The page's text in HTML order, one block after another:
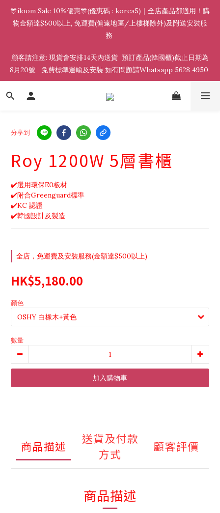
🎊iloom Sale 10%優惠🎊(優惠碼 : korea5)｜全店產品都適用！購
物金額達$500以上, 免運費(偏遠地區/上樓梯除外)及附送安裝服
務
顧客請注意: 現貨會安排14天內送貨  預訂產品(韓國櫃)截止日期為
8月20號   免費標準運輸及安裝 如有問題請Whatsapp 5628 4950
分享到
Roy 1200W 5層書櫃
✔️選用環保E0板材
✔️附合Greenguard標準
✔️KC 認證
✔️韓國設計及製造
全店，免運費及安裝服務(金額達$500以上)
HK$5,180.00
顏色
數量
加入購物車
商品描述
送貨及付款
方式
顧客評價
商品描述